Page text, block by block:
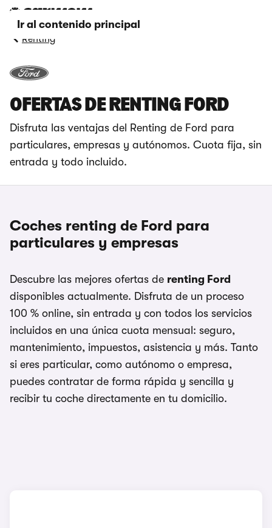
Ir al contenido principal
Renting
OFERTAS DE RENTING FORD
Disfruta las ventajas del Renting de Ford para
particulares, empresas y autónomos. Cuota fija, sin
entrada y todo incluido.
Coches renting de Ford para
particulares y empresas
Descubre las mejores ofertas de renting Ford
disponibles actualmente. Disfruta de un proceso
100 % online, sin entrada y con todos los servicios
incluidos en una única cuota mensual: seguro,
mantenimiento, impuestos, asistencia y más. Tanto
si eres particular, como autónomo o empresa,
puedes contratar de forma rápida y sencilla y
recibir tu coche directamente en tu domicilio.